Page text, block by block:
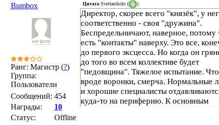
Bumbox
Ранг: Магистр (?)
Группа:
Пользователи
Сообщений: 454
Награды:
10
Статус:
Offline
Цитата Svetlanikolo ( )
Директор, скорее всего "князёк", у
соответственно - своя "дружина".
Беспредельничают, наверное, потому
есть "контакты" наверху. Это все,
до первого эксцесса. Но когда он
до того во всем коллективе будет
"педовщина". Тяжелое испытание.
вроде воронки, смерча. Нормальные
и хорошие специалисты
куда-то на периферию. К основным